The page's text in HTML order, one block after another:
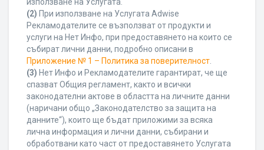
(2) При използване на Услугата Adwise
Рекламодателите се възползват от продукти и
услуги на Нет Инфо, при предоставянето на които се
събират лични данни, подробно описани в
Приложение № 1 – Политика за поверителност
(3) Нет Инфо и Рекламодателите гарантират, че ще
спазват Общия регламент, както и всички
законодателни актове в областта на личните данни
(наричани общо „Законодателство за защита на
данните“), които ще бъдат приложими за всяка
лична информация и лични данни, събирани и
обработвани като част от предоставянето Услугата